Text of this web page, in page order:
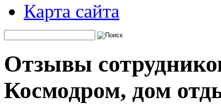
Карта сайта
Отзывы
Космодром, дом